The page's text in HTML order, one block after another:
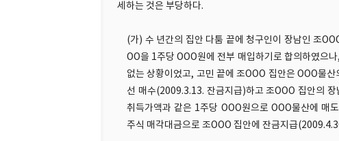
세하는 것은 부당하다.
(가) 수 년간의 집안 다툼 끝에 청구인이 장남인 조
OO을 1주당 OOO원에 전부 매입하기로 합의하였으
없는 상황이었고, 고민 끝에 조OOO 집안은 OOO물
선 매수(2009.3.13. 잔금지급)하고 조OOO 집안의
취득가액과 같은 1주당 OOO원으로 OOO물산에 매
주식 매각대금으로 조OOO 집안에 잔금지급